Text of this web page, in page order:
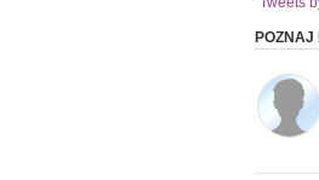
POZNAJ